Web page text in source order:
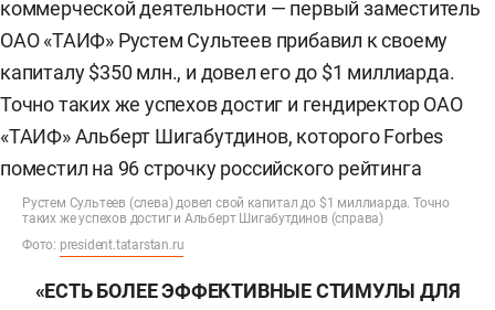
Рустем Сультеев (слева) довел свой капитал до $1 миллиарда. Точно
таких же успехов достиг и Альберт Шигабутдинов (справа)
Фото: president.tatarstan.ru
«ЕСТЬ БОЛЕЕ ЭФФЕКТИВНЫЕ СТИМУЛЫ ДЛЯ